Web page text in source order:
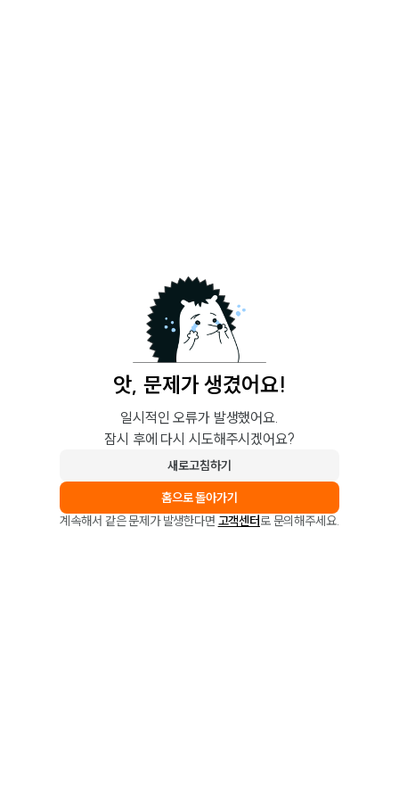
앗, 문제가 생겼어요!
일시적인 오류가 발생했어요.
잠시 후에 다시 시도해주시겠어요?
새로고침하기
홈으로 돌아가기
계속해서 같은 문제가 발생한다면 고객센터로 문의해주세요.